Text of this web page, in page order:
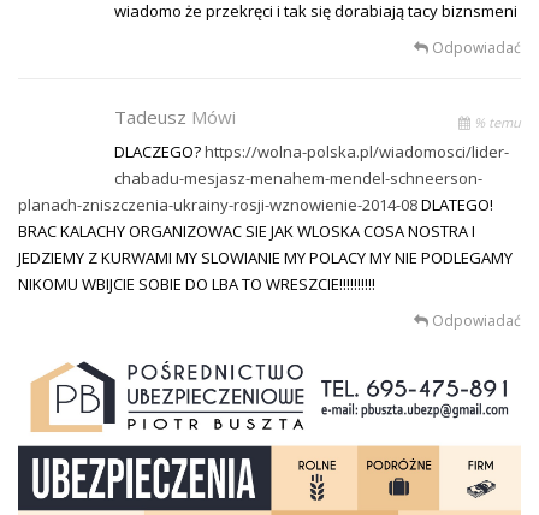
wiadomo że przekręci i tak się dorabiają tacy biznsmeni
Odpowiadać
Tadeusz Mówi % temu
DLACZEGO?https://wolna-polska.pl/wiadomosci/lider-
chabadu-mesjasz-menahem-mendel-schneerson-
planach-zniszczenia-ukrainy-rosji-wznowienie-2014-08DLATEGO!
BRAC KALACHY ORGANIZOWAC SIE JAK WLOSKA COSA NOSTRA I
JEDZIEMY Z KURWAMI MY SLOWIANIE MY POLACY MY NIE PODLEGAMY
NIKOMU WBIJCIE SOBIE DO LBA TO WRESZCIE!!!!!!!!!!
Odpowiadać